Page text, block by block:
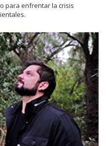
para enfrentar la crisis